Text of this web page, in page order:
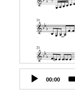
00:00